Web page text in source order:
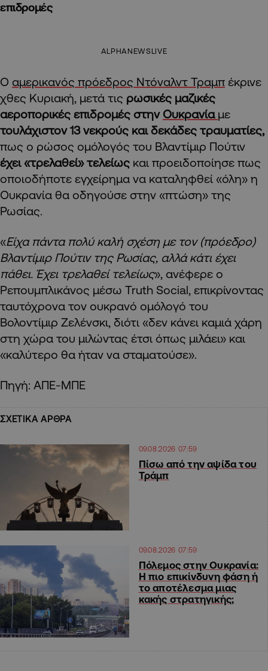
επιδρομές
ALPHANEWSLIVE
Ο αμερικανός πρόεδρος Ντόναλντ Τραμπ έκρινε
χθες Κυριακή, μετά τις ρωσικές μαζικές
αεροπορικές επιδρομές στην Ουκρανία με
τουλάχιστον 13 νεκρούς και δεκάδες τραυματίες,
πως ο ρώσος ομόλογός του Βλαντίμιρ Πούτιν
έχει «τρελαθεί» τελείως και προειδοποίησε πως
οποιοδήποτε εγχείρημα να καταληφθεί «όλη» η
Ουκρανία θα οδηγούσε στην «πτώση» της
Ρωσίας.
«Είχα πάντα πολύ καλή σχέση με τον (πρόεδρο)
Βλαντίμιρ Πούτιν της Ρωσίας, αλλά κάτι έχει
πάθει. Έχει τρελαθεί τελείως», ανέφερε ο
Ρεπουμπλικάνος μέσω Truth Social, επικρίνοντας
ταυτόχρονα τον ουκρανό ομόλογό του
Βολοντίμιρ Ζελένσκι, διότι «δεν κάνει καμιά χάρη
στη χώρα του μιλώντας έτσι όπως μιλάει» και
«καλύτερο θα ήταν να σταματούσε».
Πηγή: ΑΠΕ-ΜΠΕ
ΣΧΕΤΙΚΑ ΑΡΘΡΑ
09.08.2026 07:59
Πίσω από την αψίδα του
Τράμπ
09.08.2026 07:59
Πόλεμος στην Ουκρανία:
Η πιο επικίνδυνη φάση ή
το αποτέλεσμα μιας
κακής στρατηγικής;